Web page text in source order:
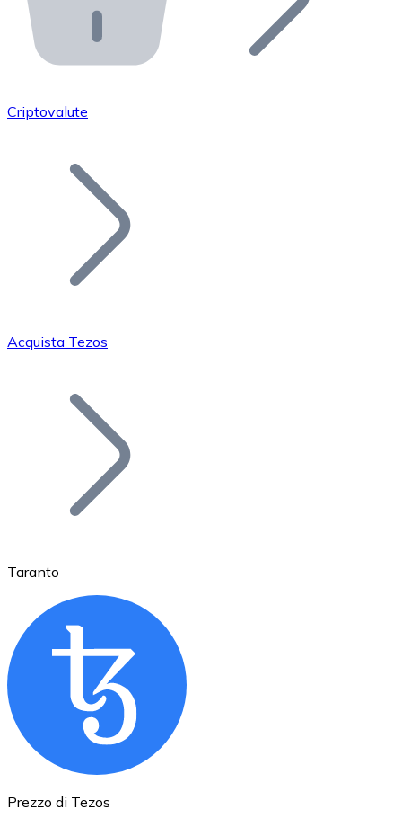
API Bitnovo
Integra la nostra API nel tuo ecosistema.
Unisciti alla nostra rete di rivenditori e
Aggiungi il token del tuo progetto al nostro servizio di
Bitcoin
ETH
Criptovalute
Acquista Tezos
Taranto
Prezzo di Tezos